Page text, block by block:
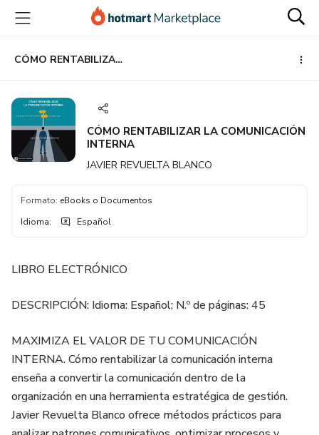
principal
página
de
página
CÓMO RENTABILIZAR LA COMUNICACIÓN INTERNA
CÓMO RENTABILIZAR LA COMUNICACIÓN
INTERNA
JAVIER REVUELTA BLANCO
Formato: eBooks o Documentos
Idioma: Español
LIBRO ELECTRÓNICO
DESCRIPCIÓN: Idioma: Español; N.º de páginas: 45
MAXIMIZA EL VALOR DE TU COMUNICACIÓN
INTERNA. Cómo rentabilizar la comunicación interna
enseña a convertir la comunicación dentro de la
organización en una herramienta estratégica de gestión.
Javier Revuelta Blanco ofrece métodos prácticos para